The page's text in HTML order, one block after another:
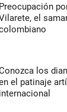
Preocupación
el
los
el patinaje
internacional